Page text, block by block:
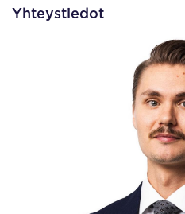
Yhteystiedot